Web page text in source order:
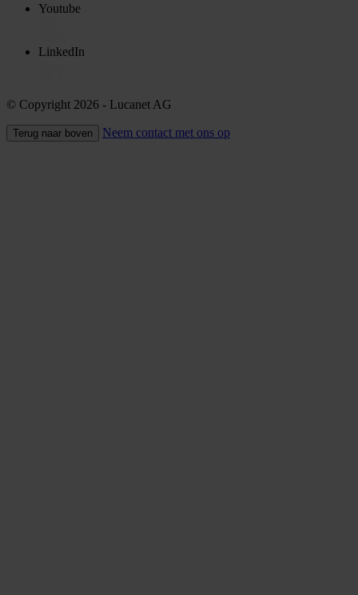
Youtube
LinkedIn
© Copyright 2026 - Lucanet AG
Terug naar boven Neem contact met ons op